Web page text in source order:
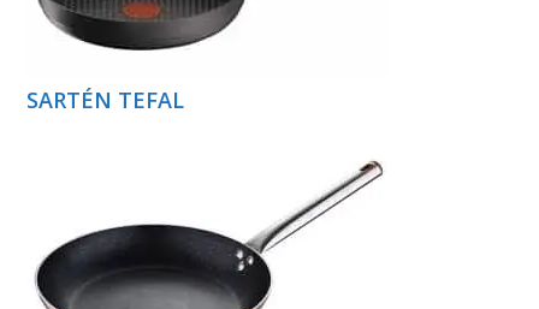
SARTÉN TEFAL